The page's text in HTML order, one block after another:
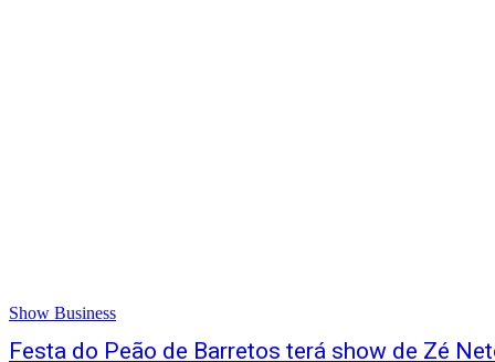
Show Business
Festa do Peão de Barretos terá show de Zé